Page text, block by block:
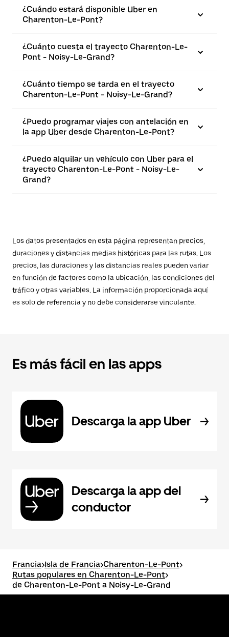
¿Cuándo estará disponible Uber en
Charenton-Le-Pont?
¿Cuánto cuesta el trayecto Charenton-Le-
Pont - Noisy-Le-Grand?
¿Cuánto tiempo se tarda en el trayecto
Charenton-Le-Pont - Noisy-Le-Grand?
¿Puedo programar viajes con antelación en
la app Uber desde Charenton-Le-Pont?
¿Puedo alquilar un vehículo con Uber para el
trayecto Charenton-Le-Pont - Noisy-Le-
Grand?
Los datos presentados en esta página representan precios,
duraciones y distancias medias históricas para las rutas. Los
precios, las duraciones y las distancias reales pueden variar
en función de factores como la ubicación, las condiciones del
tráfico y otras variables. La información proporcionada aquí
es solo de referencia y no debe considerarse vinculante.
Es más fácil en las apps
Descarga la app Uber
Descarga la app del
conductor
Francia>Isla de Francia>Charenton-Le-Pont>
Rutas populares en Charenton-Le-Pont>
de Charenton-Le-Pont a Noisy-Le-Grand